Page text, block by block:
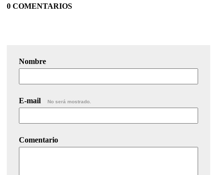
0 COMENTARIOS
Nombre
E-mail No será mostrado.
Comentario